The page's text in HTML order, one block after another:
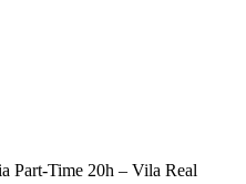
Part-Time 20h – Vila Real